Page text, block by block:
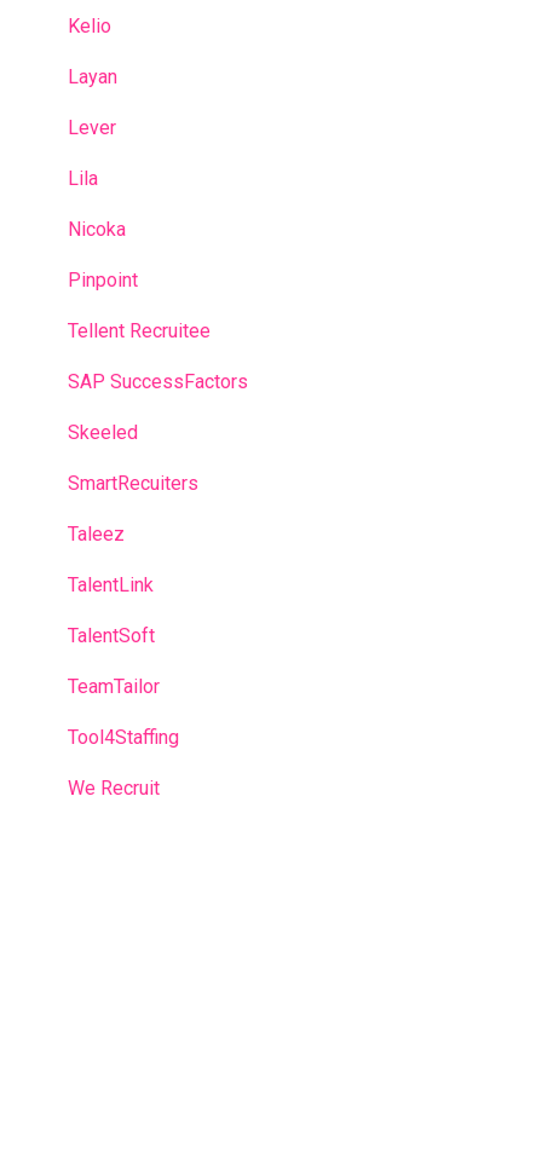
Kelio
Layan
Lever
Lila
Nicoka
Pinpoint
Tellent Recruitee
SAP SuccessFactors
Skeeled
SmartRecuiters
Taleez
TalentLink
TalentSoft
TeamTailor
Tool4Staffing
We Recruit